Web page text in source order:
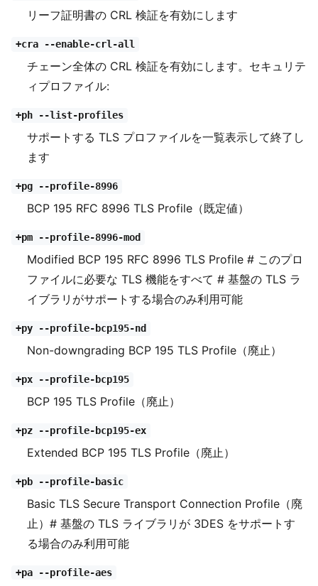
リーフ証明書の CRL 検証を有効にします
+cra --enable-crl-all
チェーン全体の CRL 検証を有効にします。セキュリテ
ィプロファイル:
+ph --list-profiles
サポートする TLS プロファイルを一覧表示して終了し
ます
+pg --profile-8996
BCP 195 RFC 8996 TLS Profile（既定値）
+pm --profile-8996-mod
Modified BCP 195 RFC 8996 TLS Profile # このプロ
ファイルに必要な TLS 機能をすべて # 基盤の TLS ラ
イブラリがサポートする場合のみ利用可能
+py --profile-bcp195-nd
Non-downgrading BCP 195 TLS Profile（廃止）
+px --profile-bcp195
BCP 195 TLS Profile（廃止）
+pz --profile-bcp195-ex
Extended BCP 195 TLS Profile（廃止）
+pb --profile-basic
Basic TLS Secure Transport Connection Profile（廃
止）# 基盤の TLS ライブラリが 3DES をサポートす
る場合のみ利用可能
+pa --profile-aes